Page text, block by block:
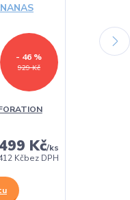
929 Kč
- 46 %
499 Kč/ks
Kčbez DPH